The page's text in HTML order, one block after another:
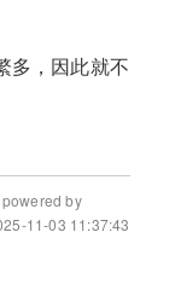
多，因此就不
by
11-03 11:37:43